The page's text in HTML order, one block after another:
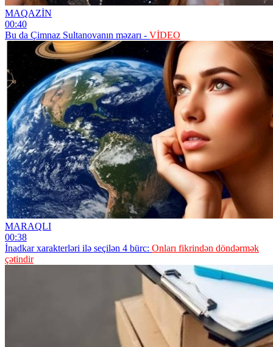
MAQAZİN
00:40
Bu da Çimnaz Sultanovanın məzarı - VİDEO
MARAQLI
00:38
İnadkar xarakterləri ilə seçilən 4 bürc: Onları fikrindən döndərmək
çətindir